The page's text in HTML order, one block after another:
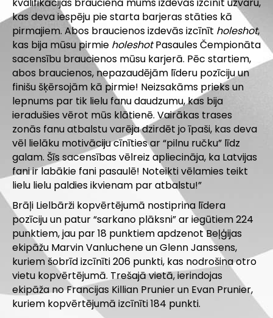
kvalifikācijas braucienā mums izdevās izcīnīt uzvaru,
kas deva iespēju pie starta barjeras stāties kā
pirmajiem. Abos braucienos izdevās izcīnīt holeshot,
kas bija mūsu pirmie holeshotPasaules Čempionāta
sacensību braucienos mūsu karjerā. Pēc startiem,
abos braucienos, nepazaudējām līderu pozīciju un
finišu šķērsojām kā pirmie! Neizsakāms prieks un
lepnums par tik lielu fanu daudzumu, kas bija
ieradušies vērot mūs klātienē. Vairākas trases
zonās fanu atbalstu varēja dzirdēt jo īpaši, kas deva
vēl lielāku motivāciju cīnīties ar “pilnu ručku” līdz
galam. Šīs sacensības vēlreiz apliecināja, ka Latvijas
fani ir labākie fani pasaulē! Noteikti vēlamies teikt
lielu lielu paldies ikvienam par atbalstu!”
Brāļi Lielbārži kopvērtējumā nostiprina līdera
pozīciju un patur “sarkano plāksni” ar iegūtiem 224
punktiem, jau par 18 punktiem apdzenot Beļģijas
ekipāžu Marvin Vanluchene un Glenn Janssens,
kuriem šobrīd izcīnīti 206 punkti, kas nodrošina otro
vietu kopvērtējumā. Trešajā vietā, ierindojas
ekipāža no Francijas Killian Prunier un Evan Prunier,
kuriem kopvērtējumā izcīnīti 184 punkti.